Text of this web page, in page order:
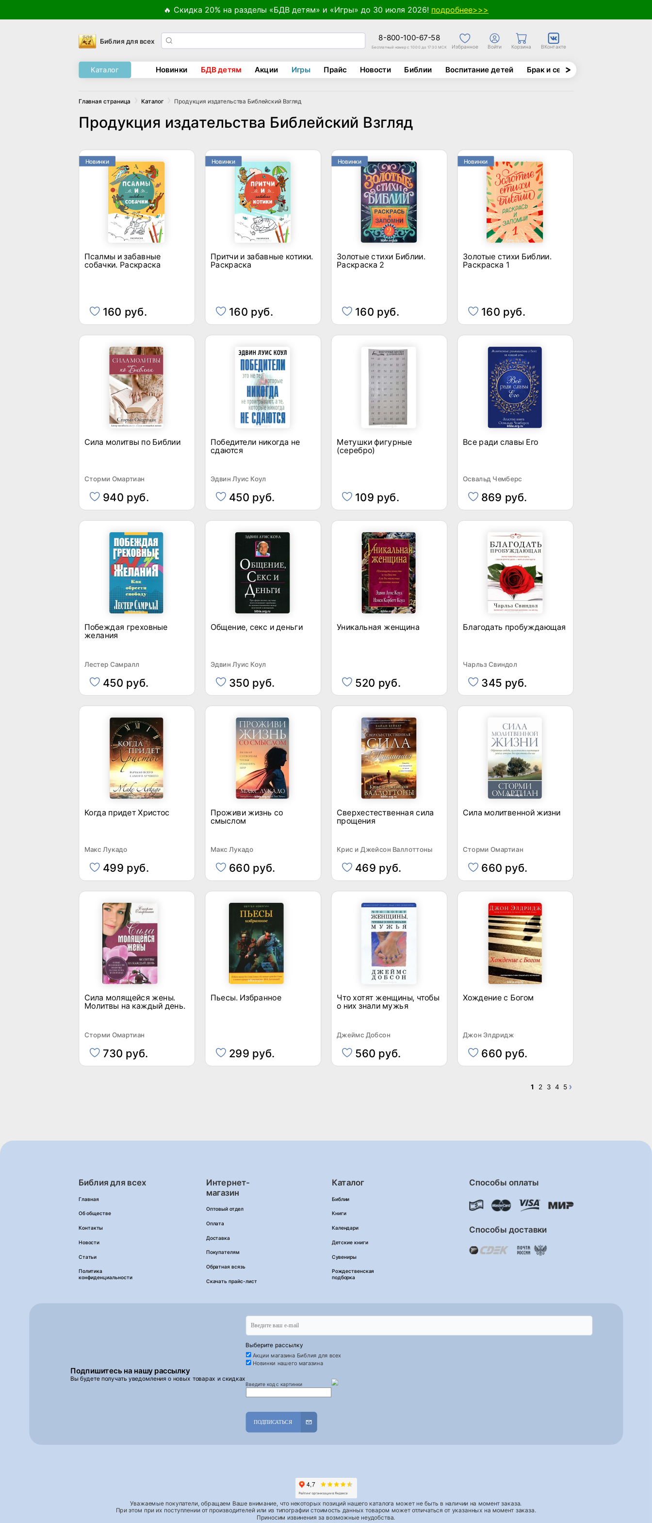
🔥 Скидка 20% на разделы «БДВ детям» и «Игры» до 30 июля 2026! подробнее>>>
Библия для всех 8-800-100-67-58
Бесплатный номер с 10:00 до 17:30 МСК Избранное Войти Корзина ВКонтакте
Каталог Новинки БДВ детям Акции Игры Прайс Новости Библии Воспитание детей Брак и семья
Главная страница Каталог Продукция издательства Библейский Взгляд
Продукция издательства Библейский Взгляд
Новинки
Псалмы и забавные
собачки. Раскраска
160 руб.
Новинки
Притчи и забавные котики.
Раскраска
160 руб.
Новинки
Золотые стихи Библии.
Раскраска 2
160 руб.
Новинки
Золотые стихи Библии.
Раскраска 1
160 руб.
Сила молитвы по Библии
Сторми Омартиан
940 руб.
Победители никогда не
сдаются
Эдвин Луис Коул
450 руб.
Метушки фигурные
(серебро)
109 руб.
Все ради славы Его
Освальд Чемберс
869 руб.
Побеждая греховные
желания
Лестер Самралл
450 руб.
Общение, секс и деньги
Эдвин Луис Коул
350 руб.
Уникальная женщина
520 руб.
Благодать пробуждающая
Чарльз Свиндол
345 руб.
Когда придет Христос
Макс Лукадо
499 руб.
Проживи жизнь со
смыслом
Макс Лукадо
660 руб.
Сверхестественная сила
прощения
Крис и Джейсон Валлоттоны
469 руб.
Сила молитвенной жизни
Сторми Омартиан
660 руб.
Сила молящейся жены.
Молитвы на каждый день.
Сторми Омартиан
730 руб.
Пьесы. Избранное
299 руб.
Что хотят женщины, чтобы
о них знали мужья
Джеймс Добсон
560 руб.
Хождение с Богом
Джон Элдридж
660 руб.
1 2 3 4 5
Библия для всех
Главная
Об обществе
Контакты
Новости
Статьи
Политика
конфиденциальности
Интернет-
магазин
Оптовый отдел
Оплата
Доставка
Покупателям
Обратная всязь
Скачать прайс-лист
Каталог
Библии
Книги
Календари
Детские книги
Сувениры
Рождественская
подборка
Способы оплаты
Способы доставки
Подпишитесь на нашу рассылку
Вы будете получать уведомления о новых товарах и скидках
Выберите рассылку
Акции магазина Библия для всех
Новинки нашего магазина
Введите код с картинки
ПОДПИСАТЬСЯ
Уважаемые покупатели, обращаем Ваше внимание, что некоторых позиций нашего каталога может не быть в наличии на момент заказа.
При этом при их поступлении от производителей или из типографии стоимость данных товаром может отличаться от указанных на момент заказа.
Приносим извинения за возможные неудобства.